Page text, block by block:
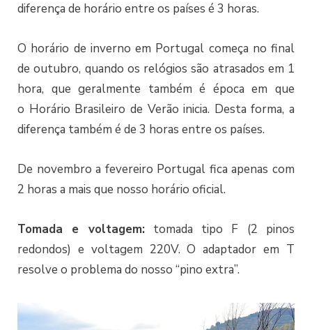
diferença de horário entre os países é 3 horas.
O horário de inverno em Portugal começa no final
de outubro, quando os relógios são atrasados em 1
hora, que geralmente também é época em que
o Horário Brasileiro de Verão inicia. Desta forma, a
diferença também é de 3 horas entre os países.
De novembro a fevereiro Portugal fica apenas com
2 horas a mais que nosso horário oficial.
Tomada e voltagem:tomada tipo F (2 pinos
redondos) e voltagem 220V. O adaptador em T
resolve o problema do nosso “pino extra”.